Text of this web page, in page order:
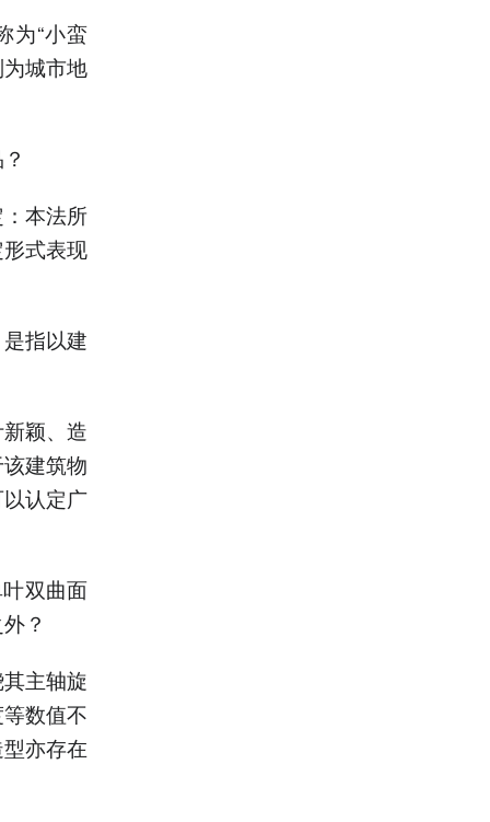
为“小蛮
城市地
本法所
式表现
指以建
颖、造
建筑物
认定广
双曲面
？
主轴旋
数值不
亦存在